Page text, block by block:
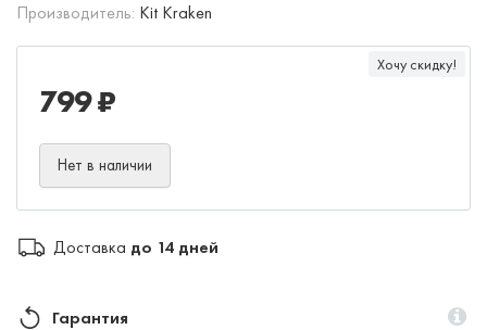
Производитель: Kit Kraken
Хочу скидку!
799 ₽
Нет в наличии
Доставка до 14 дней
Гарантия